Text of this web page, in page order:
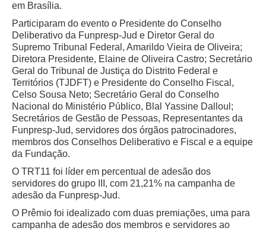
Comissão Regional de Pesquisa Judiciária e Ciência de
Dados
Comissão de Ética
Comitê de Priorização do Primeiro Grau
Comissão de Uniformização de Jurisprudência
Comitê de Gestão de Pessoas
Comissão de Vitaliciamento
Comitê de Atenção Integral à Saúde de Magistrados e
Servidores
Comitê de Segurança Permanente
Comitê de Combate ao Trabalho Infantil e de Estímulo à
Aprendizagem
Comitê de Incentivo à Participação Institucional Feminina
no âmbito do TRT-11
em Brasília.
Participaram do evento o Presidente do Conselho
Deliberativo da Funpresp-Jud e Diretor Geral do
Supremo Tribunal Federal, Amarildo Vieira de Oliveira;
Diretora Presidente, Elaine de Oliveira Castro; Secretário
Geral do Tribunal de Justiça do Distrito Federal e
Territórios (TJDFT) e Presidente do Conselho Fiscal,
Celso Sousa Neto; Secretário Geral do Conselho
Nacional do Ministério Público, Blal Yassine Dalloul;
Secretários de Gestão de Pessoas, Representantes da
Funpresp-Jud, servidores dos órgãos patrocinadores,
membros dos Conselhos Deliberativo e Fiscal e a equipe
da Fundação.
O TRT11 foi líder em percentual de adesão dos
servidores do grupo III, com 21,21% na campanha de
adesão da Funpresp-Jud.
O Prêmio foi idealizado com duas premiações, uma para
campanha de adesão dos membros e servidores ao